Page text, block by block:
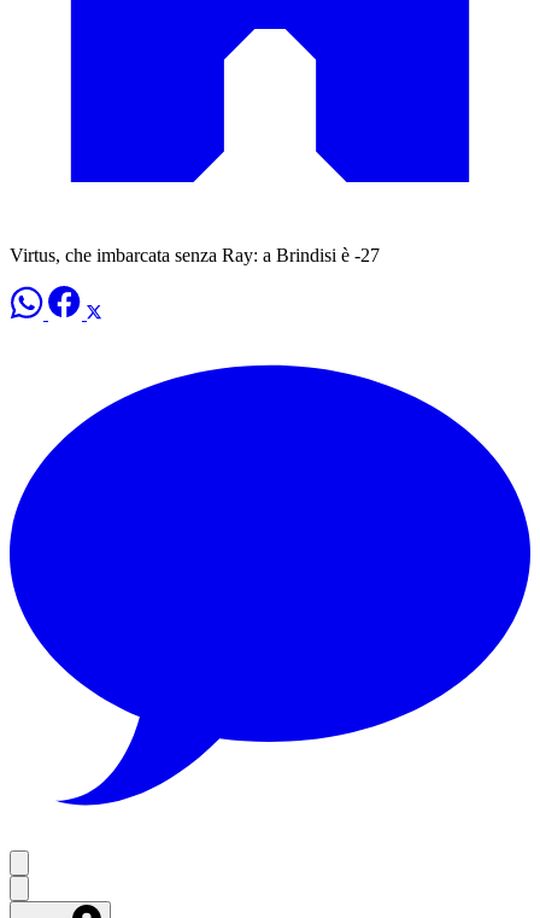
Virtus, che imbarcata senza Ray: a Brindisi è -27